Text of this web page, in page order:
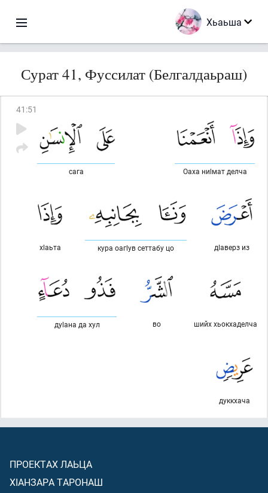
Хьаьша
Сурат 41, Фуссилат (Белгалдаьраш)
41 :51
Оаха ниlмат делча
сага
дlаверз из
кура оагlув сеттабу цо
хlаьта
шийх хьокхаделча
во
дуlана да хул
дуккхача
ПРОЕКТАХ ЛАЬЦА
ХIАНЗАРА ТАРОНАШ